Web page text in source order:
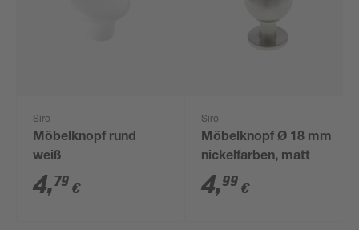
Siro
Möbelknopf rund
weiß
4,79 €
Siro
Möbelknopf Ø 18 mm
nickelfarben, matt
4,99 €